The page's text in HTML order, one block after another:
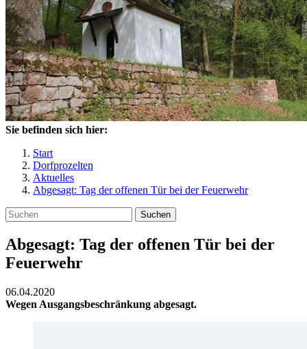
Sie befinden sich hier:
Start
Dorfprozelten
Aktuelles
Abgesagt: Tag der offenen Tür bei der Feuerwehr
Suchen
Abgesagt: Tag der offenen Tür bei der
Feuerwehr
06.04.2020
Wegen Ausgangsbeschränkung abgesagt.